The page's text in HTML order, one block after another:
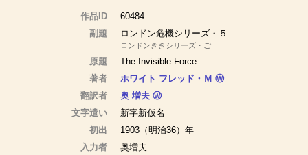
作品ID
60484
副題
ロンドン危機シリーズ・５
ロンドンききシリーズ・ご
原題
The Invisible Force
著者
ホワイト フレッド・Ｍ Ⓦ
翻訳者
奥 増夫 Ⓦ
文字遣い
新字新仮名
初出
1903（明治36）年
入力者
奥増夫